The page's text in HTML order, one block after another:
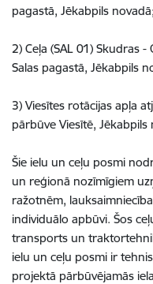
pagastā, Jēkabpils novadā;
2) Ceļa (SAL 01) Skudras
Salas pagastā, Jēkabpils
3) Viesītes rotācijas apļa
pārbūve Viesītē, Jēkabpils
Šie ielu un ceļu posmi
un reģionā nozīmīgiem
ražotnēm,
individuālo apbūvi. Šos
transports un
ielu un ceļu posmi ir
projektā pārbūvējamās